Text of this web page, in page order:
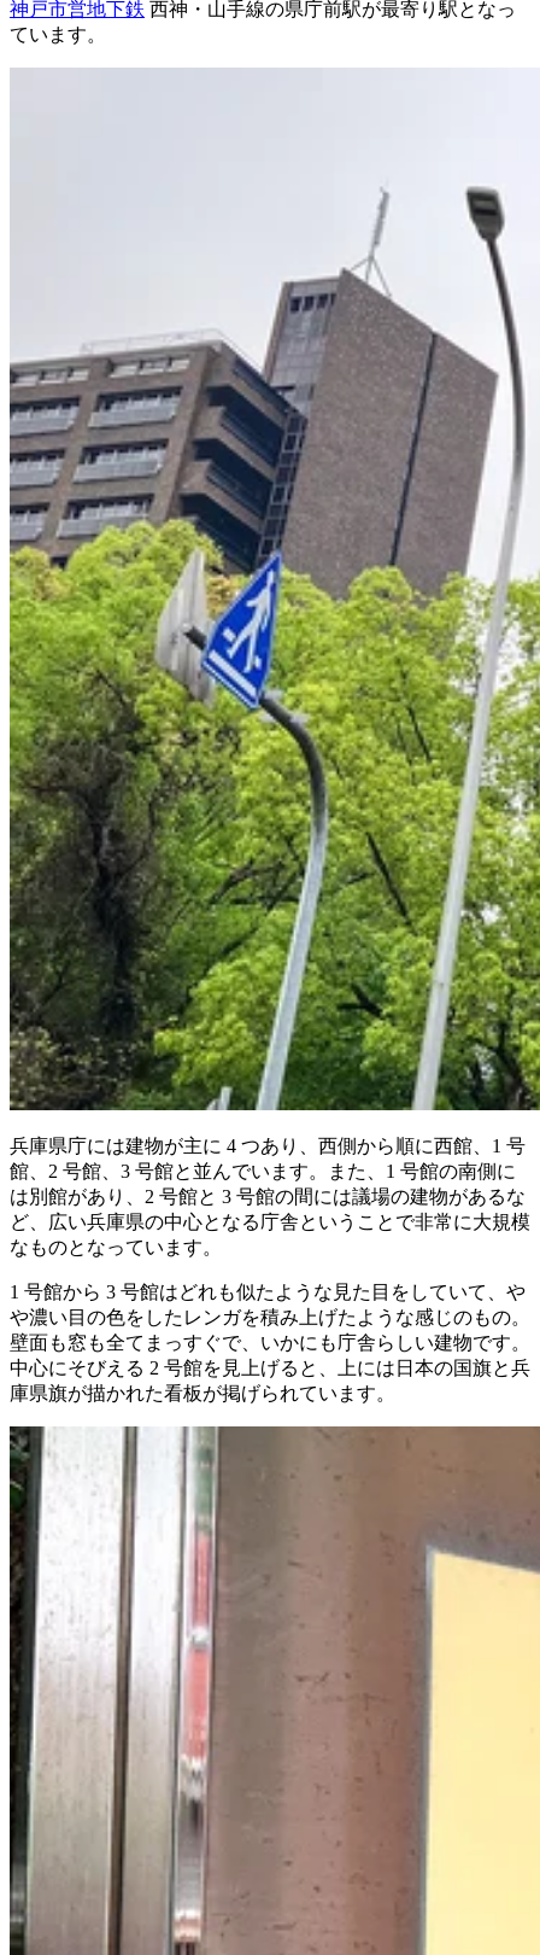
神戸市営地下鉄 西神・山手線の県庁前駅が最寄り駅となっ
ています。
兵庫県庁には建物が主に 4 つあり、西側から順に西館、1 号
館、2 号館、3 号館と並んでいます。また、1 号館の南側に
は別館があり、2 号館と 3 号館の間には議場の建物があるな
ど、広い兵庫県の中心となる庁舎ということで非常に大規模
なものとなっています。
1 号館から 3 号館はどれも似たような見た目をしていて、や
や濃い目の色をしたレンガを積み上げたような感じのもの。
壁面も窓も全てまっすぐで、いかにも庁舎らしい建物です。
中心にそびえる 2 号館を見上げると、上には日本の国旗と兵
庫県旗が描かれた看板が掲げられています。